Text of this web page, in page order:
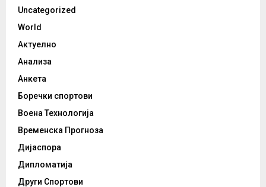
Uncategorized
World
Актуелно
Анализа
Анкета
Боречки спортови
Воена Технологија
Временска Прогноза
Дијаспора
Дипломатија
Други Спортови